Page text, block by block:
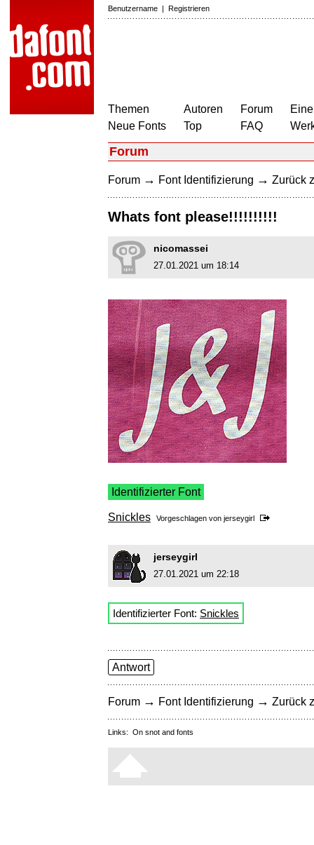
Benutzername | Registrieren
Themen
Neue Fonts
Autoren
Top
Forum
FAQ
Forum
Forum → Font Identifizierung → Zurück
Whats font please!!!!!!!!!!
nicomassei
27.01.2021 um 18:14
Identifizierter Font
Snickles Vorgeschlagen von jerseygirl
jerseygirl
27.01.2021 um 22:18
Identifizierter Font: Snickles
Antwort
Forum → Font Identifizierung → Zurück
Links: On snot and fonts